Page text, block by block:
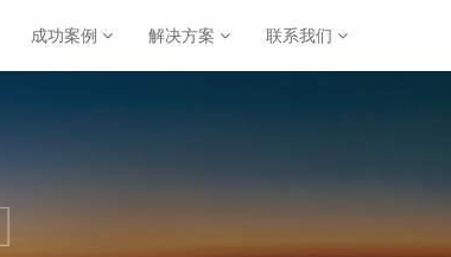
成功案例 解决方案 联系我们